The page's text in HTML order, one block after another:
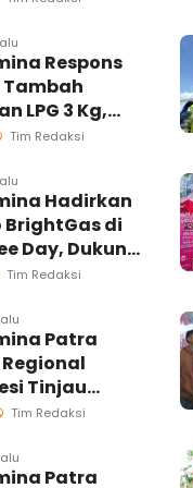
Respons
LPG 3 Kg,
Penyaluran di
Tim Redaksi
Hadirkan
BrightGas di
Day, Dukung
Tepat
Tim Redaksi
Patra
Tinjau
Pelayanan
Distribusi
Tim Redaksi
Patra